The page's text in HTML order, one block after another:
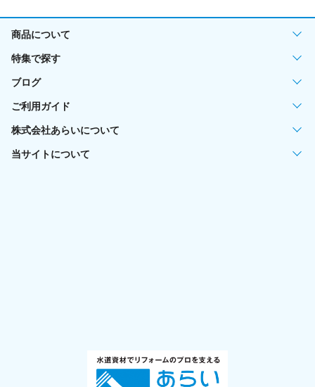
商品について
特集で探す
ブログ
ご利用ガイド
株式会社あらいについて
当サイトについて